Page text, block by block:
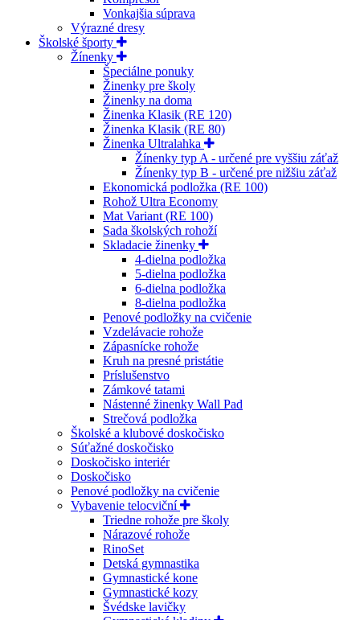
Vonkajšia súprava
Výrazné dresy
Školské športy
Žínenky
Špeciálne ponuky
Žinenky pre školy
Žinenky na doma
Žinenka Klasik (RE 120)
Žinenka Klasik (RE 80)
Žinenka Ultralahka
Žínenky typ A - určené pre vyššiu záťaž
Žínenky typ B - určené pre nižšiu záťaž
Ekonomická podložka (RE 100)
Rohož Ultra Economy
Mat Variant (RE 100)
Sada školských rohoží
Skladacie žinenky
4-dielna podložka
5-dielna podložka
6-dielna podložka
8-dielna podložka
Penové podložky na cvičenie
Vzdelávacie rohože
Zápasnícke rohože
Kruh na presné pristátie
Príslušenstvo
Zámkové tatami
Nástenné žinenky Wall Pad
Strečová podložka
Školské a klubové doskočisko
Súťažné doskočisko
Doskočisko interiér
Doskočisko
Penové podložky na cvičenie
Vybavenie telocviční
Triedne rohože pre školy
Nárazové rohože
RinoSet
Detská gymnastika
Gymnastické kone
Gymnastické kozy
Švédske lavičky